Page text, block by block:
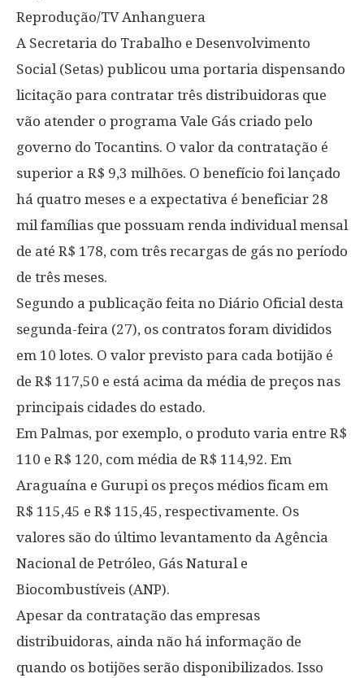
Reprodução/TV Anhanguera
A Secretaria do Trabalho e Desenvolvimento
Social (Setas) publicou uma portaria dispensando
licitação para contratar três distribuidoras que
vão atender o programa Vale Gás criado pelo
governo do Tocantins. O valor da contratação é
superior a R$ 9,3 milhões. O benefício foi lançado
há quatro meses e a expectativa é beneficiar 28
mil famílias que possuam renda individual mensal
de até R$ 178, com três recargas de gás no período
de três meses.
Segundo a publicação feita no Diário Oficial desta
segunda-feira (27), os contratos foram divididos
em 10 lotes. O valor previsto para cada botijão é
de R$ 117,50 e está acima da média de preços nas
principais cidades do estado.
Em Palmas, por exemplo, o produto varia entre R$
110 e R$ 120, com média de R$ 114,92. Em
Araguaína e Gurupi os preços médios ficam em
R$ 115,45 e R$ 115,45, respectivamente. Os
valores são do último levantamento da Agência
Nacional de Petróleo, Gás Natural e
Biocombustíveis (ANP).
Apesar da contratação das empresas
distribuidoras, ainda não há informação de
quando os botijões serão disponibilizados. Isso